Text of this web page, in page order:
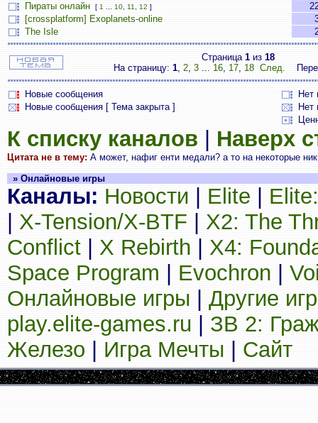
Пираты онлайн
[ 1 10 11 12 ]
[crossplatform] Exoplanets-online
The Isle
Страница 1из 18
На страницу: 1, 2, 3 ... 16, 17, 18 След.
Новые сообщения
Нет
Новые сообщения [ Тема закрыта ]
Нет
К списку каналов Наверх
Цитата не в тему: А может, нафиг енти медали? а то на некоторые
» Онлайновые игры
Каналы: Новости Elite
X-Tension/X-BTF
X2: The
Conflict
X Rebirth
X4:
Space Program
Evochron
Онлайновые игры
Другие
play.elite-games.ru
ЗВ 2:
Железо
Игра Мечты Сайт